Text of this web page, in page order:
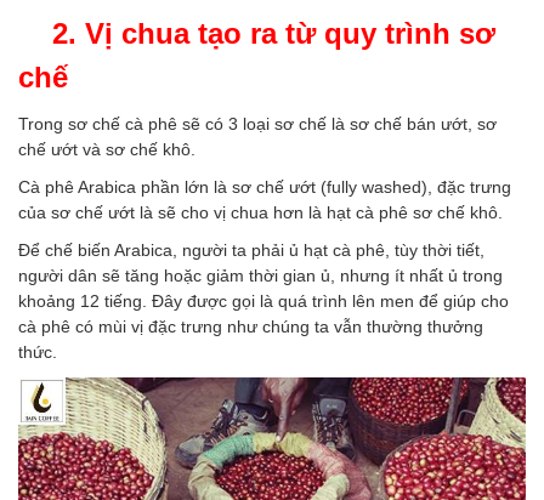
2. Vị chua tạo ra từ quy trình sơ
chế
Trong sơ chế cà phê sẽ có 3 loại sơ chế là sơ chế bán ướt, sơ
chế ướt và sơ chế khô.
Cà phê Arabica phần lớn là sơ chế ướt (fully washed), đặc trưng
của sơ chế ướt là sẽ cho vị chua hơn là hạt cà phê sơ chế khô.
Để chế biến Arabica, người ta phải ủ hạt cà phê, tùy thời tiết,
người dân sẽ tăng hoặc giảm thời gian ủ, nhưng ít nhất ủ trong
khoảng 12 tiếng. Đây được gọi là quá trình lên men để giúp cho
cà phê có mùi vị đặc trưng như chúng ta vẫn thường thưởng
thức.